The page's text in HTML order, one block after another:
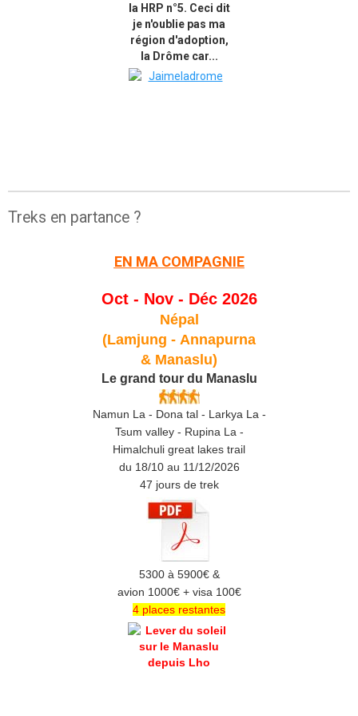
la HRP n°5. Ceci dit
je n'oublie pas ma
région d'adoption,
la Drôme car...
Treks en partance ?
EN MA COMPAGNIE
Oct - Nov - Déc 2026
Népal
(Lamjung - Annapurna
& Manaslu)
Le grand tour du Manaslu
Namun La - Dona tal - Larkya La -
Tsum valley - Rupina La -
Himalchuli great lakes trail
du 18/10 au 11/12/2026
47 jours de trek
5300 à 5900€ &
avion 1000€ + visa 100€
4 places restantes